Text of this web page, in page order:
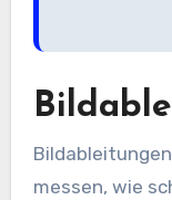
messen, wie